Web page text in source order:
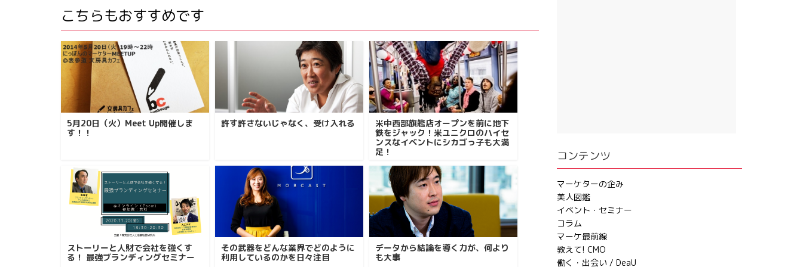
こちらもおすすめです
5月20日（火）Meet Up開催しま
す！！
許す許さないじゃなく、受け入れる
米中西部旗艦店オープンを前に地下
鉄をジャック！米ユニクロのハイセ
ンスなイベントにシカゴっ子も大満
足！
ストーリーと人財で会社を強くす
る！ 最強ブランディングセミナー
その武器をどんな業界でどのように
利用しているのかを日々注目
データから結論を導く力が、何より
も大事
コンテンツ
マーケターの企み
美人図鑑
イベント・セミナー
コラム
マーケ最前線
教えて! CMO
働く・出会い / DeaU